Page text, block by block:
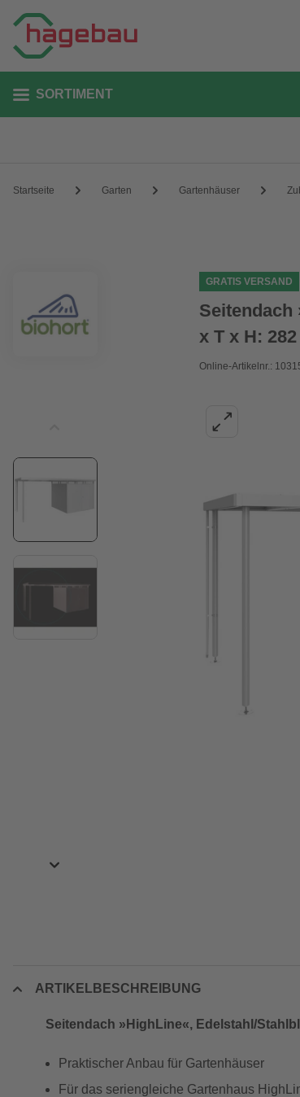
SORTIMENT
Startseite Garten Gartenhäuser
GRATIS VERSAND
Seitendach
x T x H:
Online-Artikelnr.:
ARTIKELBESCHREIBUNG
Seitendach »HighLine«, Edelstahl/
Praktischer Anbau für Gartenhäuser
Für das seriengleiche Gartenhaus